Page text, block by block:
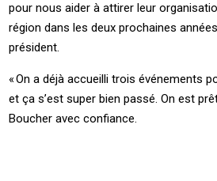
pour nous aider à attirer leur
région dans les deux prochaines
président.
« ­On a déjà accueilli trois événements
et ça s’est super bien passé. On est
Boucher avec confiance.